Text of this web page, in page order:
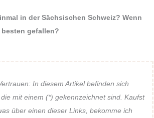
in der Sächsischen Schweiz? Wenn
besten gefallen?
In diesem Artikel befinden sich
mit einem (*) gekennzeichnet sind. Kaufst
über einen dieser Links, bekomme ich